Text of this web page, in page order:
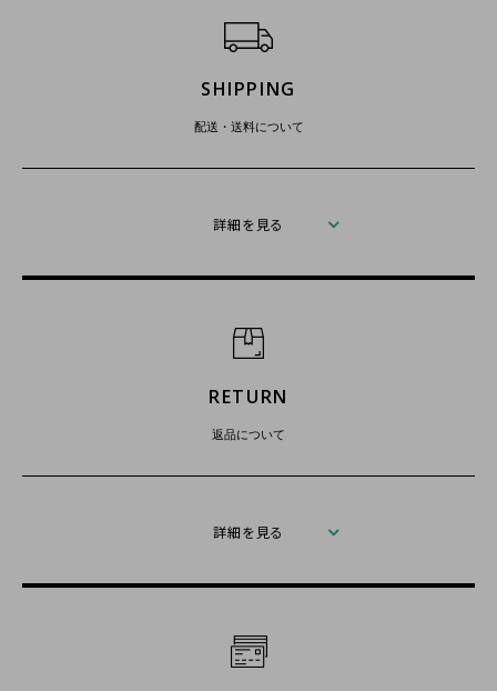
SHIPPING
配送・送料について
詳細を見る
RETURN
返品について
詳細を見る